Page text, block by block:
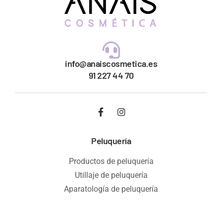
info@anaiscosmetica.es
91 227 44 70
Peluquería
Productos de peluquería
Utillaje de peluquería
Aparatología de peluquería